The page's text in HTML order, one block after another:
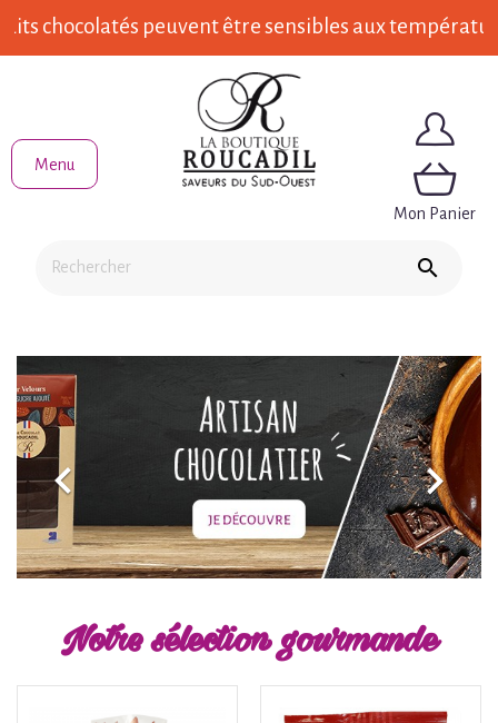
peuvent être sensibles aux températures
Menu

Mon Panier
 
Notre sélection gourmande